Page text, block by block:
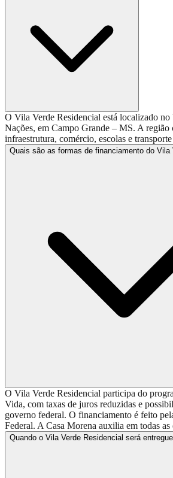
O Vila Verde Residencial está localizado no
Nações, em Campo Grande – MS. A região
infraestrutura, comércio, escolas e
Quais são as formas de financiamento do Vila
O Vila Verde Residencial participa do
Vida, com taxas de juros reduzidas e
governo federal. O financiamento é feito
Federal. A Casa Morena auxilia em todas as
Quando o Vila Verde Residencial será